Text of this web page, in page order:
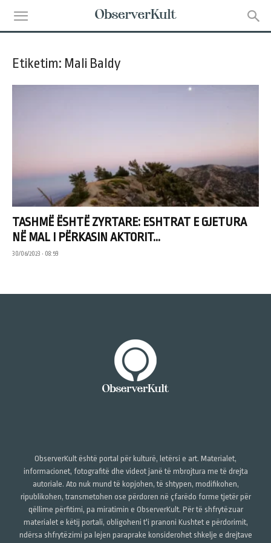
Etiketim: Mali Baldy
TASHMË ËSHTË ZYRTARE: ESHTRAT E GJETURA
NË MAL I PËRKASIN AKTORIT...
30/06/2023 • 08:59
ObserverKult është portal për kulturë, letërsi e art. Materialet,
informacionet, fotografitë dhe videot janë të mbrojtura me të drejta
autoriale. Ato nuk mund të kopjohen, të shtypen, modifikohen,
ripublikohen, transmetohen ose përdoren në çfarëdo forme tjetër për
qëllime përfitimi, pa miratimin e ObserverKult. Për të shfrytëzuar
materialet e këtij portali, obligoheni t'i pranoni Kushtet e përdorimit,
ndërsa shfrytëzimi pa lejen paraprake konsiderohet shkelje e drejtave